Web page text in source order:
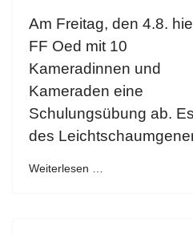
Am Freitag, den 4.8.
FF Oed mit 10
Kameradinnen und
Kameraden eine
Schulungsübung ab.
des
Weiterlesen …